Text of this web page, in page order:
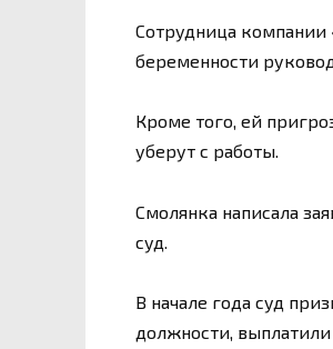
Сотрудница компании
беременности
Кроме того, ей
уберут с работы.
Смолянка написала
суд.
В начале года суд
должности,